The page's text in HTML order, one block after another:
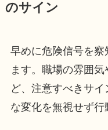
のサイン
早めに危険信号を察
ます。職場の雰囲
ど、注意すべきサ
な変化を無視せず行